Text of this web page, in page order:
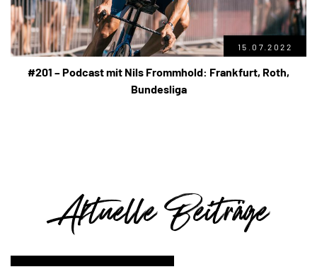
15.07.2022
#201 – Podcast mit Nils Frommhold: Frankfurt, Roth,
Bundesliga
Aktuelle Beiträge